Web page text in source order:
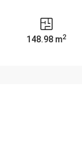
148.98 m2